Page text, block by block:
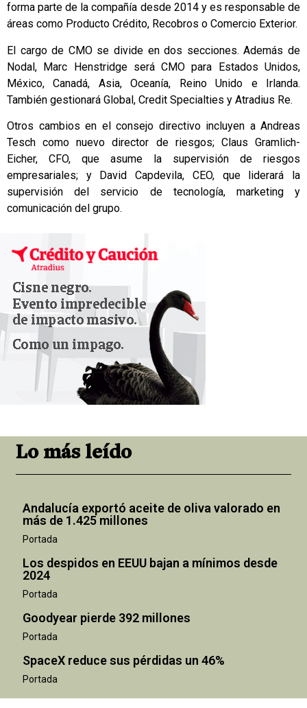
forma parte de la compañía desde 2014 y es responsable de
áreas como Producto Crédito, Recobros o Comercio Exterior.
El cargo de CMO se divide en dos secciones. Además de
Nodal, Marc Henstridge será CMO para Estados Unidos,
México, Canadá, Asia, Oceanía, Reino Unido e Irlanda.
También gestionará Global, Credit Specialties y Atradius Re.
Otros cambios en el consejo directivo incluyen a Andreas
Tesch como nuevo director de riesgos; Claus Gramlich-
Eicher, CFO, que asume la supervisión de riesgos
empresariales; y David Capdevila, CEO, que liderará la
supervisión del servicio de tecnología, marketing y
comunicación del grupo.
Lo más leído
Andalucía exportó aceite de oliva valorado en
más de 1.425 millones
Portada
Los despidos en EEUU bajan a mínimos desde
2024
Portada
Goodyear pierde 392 millones
Portada
SpaceX reduce sus pérdidas un 46%
Portada